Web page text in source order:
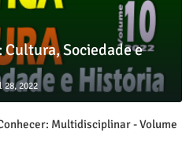
Sociedade e
28, 2022
Multidisciplinar - Volume